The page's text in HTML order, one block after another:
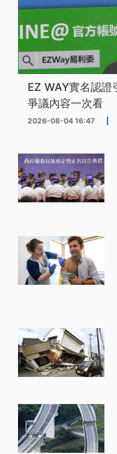
EZ WAY實名認證
爭議內容一次看
2026-08-04 16:47